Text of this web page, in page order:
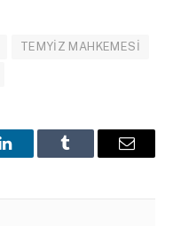
TEMYİZ MAHKEMESİ
LinkedInTumblr Email